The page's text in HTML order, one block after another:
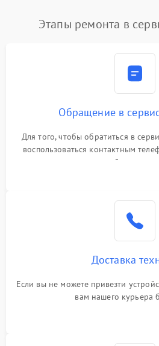
Этапы ремонта в
Обращение в
Для того, чтобы обратиться в
воспользоваться контактным
или оставить свой номер
Доставка
Если вы не можете привезти
вам нашего курьера